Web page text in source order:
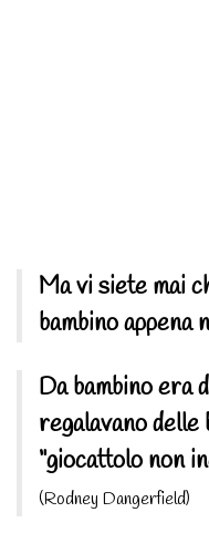
Ma vi siete mai
bambino appena
Da bambino era
regalavano
“giocattolo non
(Rodney Dangerfield)